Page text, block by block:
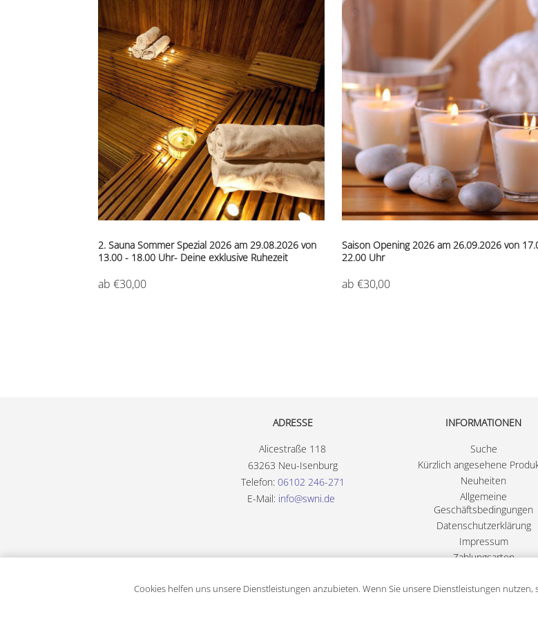
2. Sauna Sommer Spezial 2026 am 29.08.2026 von
13.00 - 18.00 Uhr- Deine exklusive Ruhezeit
ab €30,00
Saison Opening 2026 am 26.09.2026 von
22.00 Uhr
ab €30,00
ADRESSE
Alicestraße 118
63263 Neu-Isenburg
Telefon: 06102 246-271
E-Mail: info@swni.de
INFORMATIONEN
Suche
Kürzlich angesehene
Neuheiten
Allgemeine
Geschäftsbedingungen
Datenschutzerklärung
Impressum
Zahlungsarten
Cookies helfen uns unsere Dienstleistungen anzubieten. Wenn Sie unsere Dienstleistungen nutzen,